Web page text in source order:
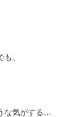
、
な気がする…